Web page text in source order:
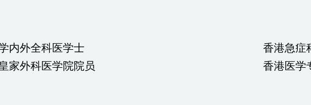
内外全科医学士
家外科医学院院员
香港急症
香港医学